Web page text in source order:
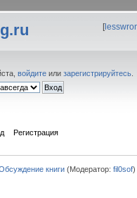
[
войдите или зарегистрируйтесь
Регистрация
книги(Модератор: fil0sof)